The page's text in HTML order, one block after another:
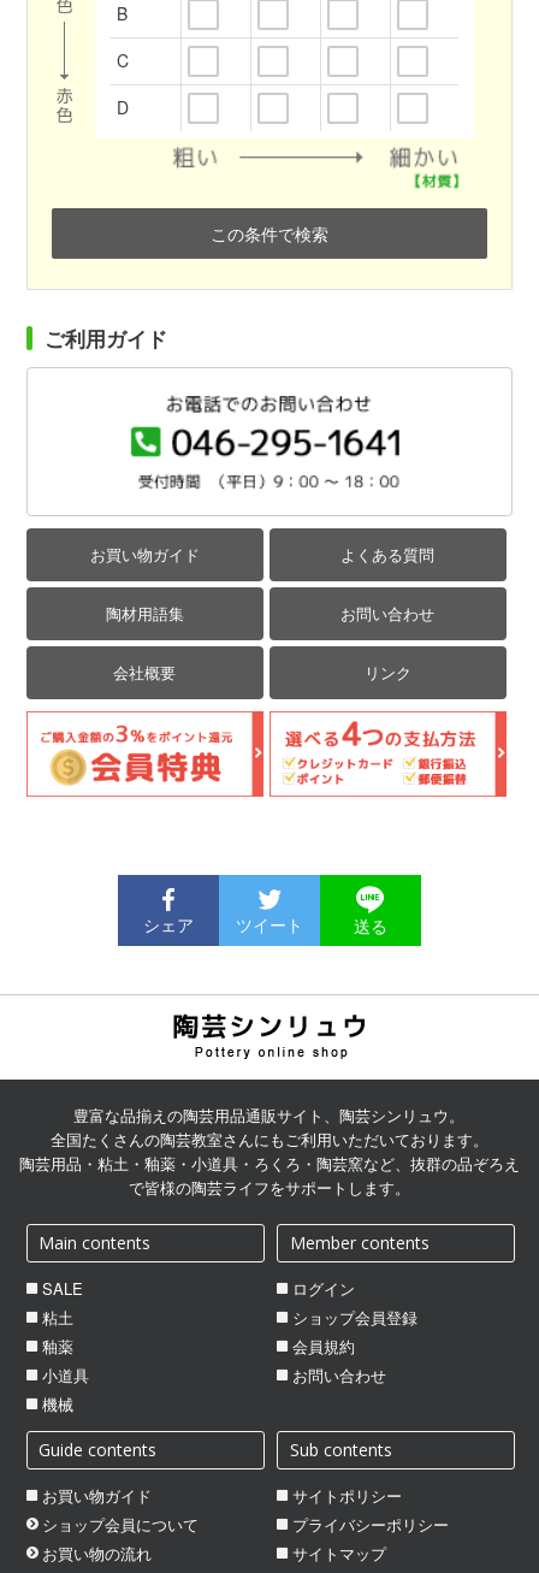
B
C
D
この条件で検索
ご利用ガイド
お買い物ガイド よくある質問
陶材用語集 お問い合わせ
会社概要 リンク
シェア ツイート 送る
豊富な品揃えの陶芸用品通販サイト、陶芸シンリュウ。
全国たくさんの陶芸教室さんにもご利用いただいております。
陶芸用品・粘土・釉薬・小道具・ろくろ・陶芸窯など、抜群の品ぞろえ
で皆様の陶芸ライフをサポートします。
Main contents
SALE
粘土
釉薬
小道具
機械
Member contents
ログイン
ショップ会員登録
会員規約
お問い合わせ
Guide contents
お買い物ガイド
ショップ会員について
お買い物の流れ
Sub contents
サイトポリシー
プライバシーポリシー
サイトマップ